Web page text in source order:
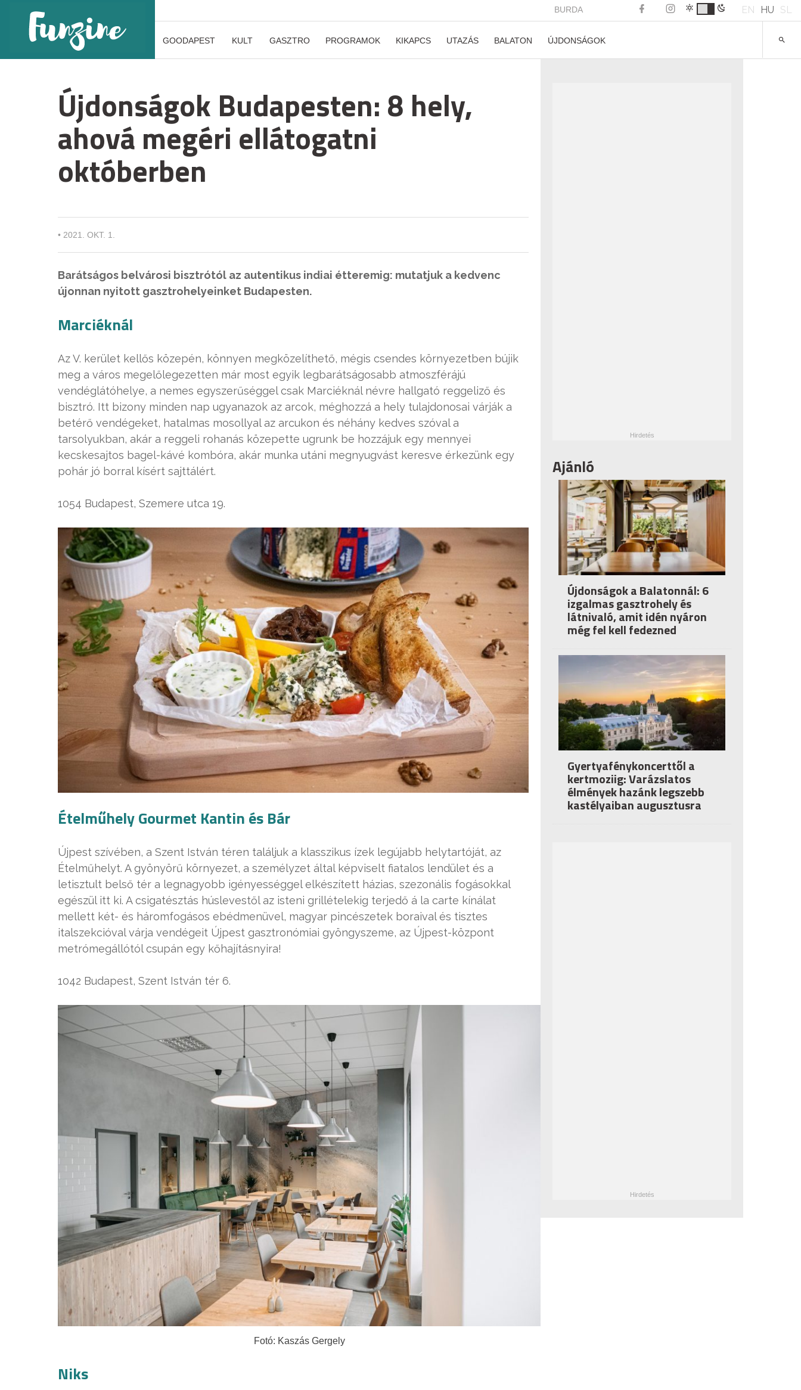
BURDA EN HU SL
GOODAPEST KULT GASZTRO PROGRAMOK KIKAPCS UTAZÁS BALATON ÚJDONSÁGOK
Újdonságok Budapesten: 8 hely,
ahová megéri ellátogatni
októberben
• 2021. OKT. 1.
Barátságos belvárosi bisztrótól az autentikus indiai étteremig: mutatjuk a kedvenc
újonnan nyitott gasztrohelyeinket Budapesten.
Marciéknál
Az V. kerület kellős közepén, könnyen megközelíthető, mégis csendes környezetben bújik
meg a város megelőlegezetten már most egyik legbarátságosabb atmoszférájú
vendéglátóhelye, a nemes egyszerűséggel csak Marciéknál névre hallgató reggeliző és
bisztró. Itt bizony minden nap ugyanazok az arcok, méghozzá a hely tulajdonosai várják a
betérő vendégeket, hatalmas mosollyal az arcukon és néhány kedves szóval a
tarsolyukban, akár a reggeli rohanás közepette ugrunk be hozzájuk egy mennyei
kecskesajtos bagel-kávé kombóra, akár munka utáni megnyugvást keresve érkezünk egy
pohár jó borral kísért sajttálért.
1054 Budapest, Szemere utca 19.
Ételműhely Gourmet Kantin és Bár
Újpest szívében, a Szent István téren találjuk a klasszikus ízek legújabb helytartóját, az
Ételműhelyt. A gyönyörű környezet, a személyzet által képviselt fiatalos lendület és a
letisztult belső tér a legnagyobb igényességgel elkészített házias, szezonális fogásokkal
egészül itt ki. A csigatésztás húslevestől az isteni grillételekig terjedő á la carte kínálat
mellett két- és háromfogásos ebédmenüvel, magyar pincészetek boraival és tisztes
italszekcióval várja vendégeit Újpest gasztronómiai gyöngyszeme, az Újpest-központ
metrómegállótól csupán egy kőhajításnyira!
1042 Budapest, Szent István tér 6.
Fotó: Kaszás Gergely
Niks
Ajánló
Újdonságok a Balatonnál: 6
izgalmas gasztrohely és
látnivaló, amit idén nyáron
még fel kell fedezned
Gyertyafénykoncerttől a
kertmoziig: Varázslatos
élmények hazánk legszebb
kastélyaiban augusztusra